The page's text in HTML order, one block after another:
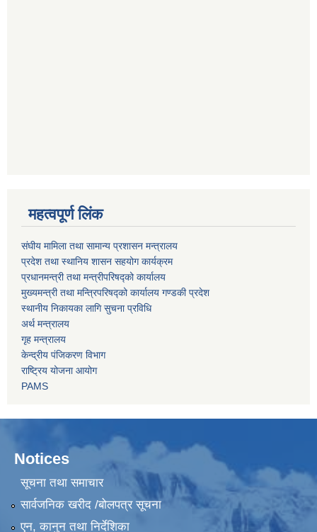
महत्वपूर्ण लिंक
संघीय मामिला तथा सामान्य प्रशासन मन्त्रालय
प्रदेश तथा स्थानिय शासन सहयोग कार्यक्रम
प्रधानमन्त्री तथा मन्त्रीपरिषद्को कार्यालय
मुख्यमन्त्री तथा मन्त्रिपरिषद्को कार्यालय गण्डकी प्रदेश
स्थानीय निकायका लागि सुचना प्रविधि
अर्थ मन्त्रालय
गृह मन्त्रालय
केन्द्रीय पंजिकरण विभाग
राष्ट्रिय योजना आयोग
PAMS
Notices
सूचना तथा समाचार
सार्वजनिक खरीद /बोलपत्र सूचना
एन, कानुन तथा निर्देशिका